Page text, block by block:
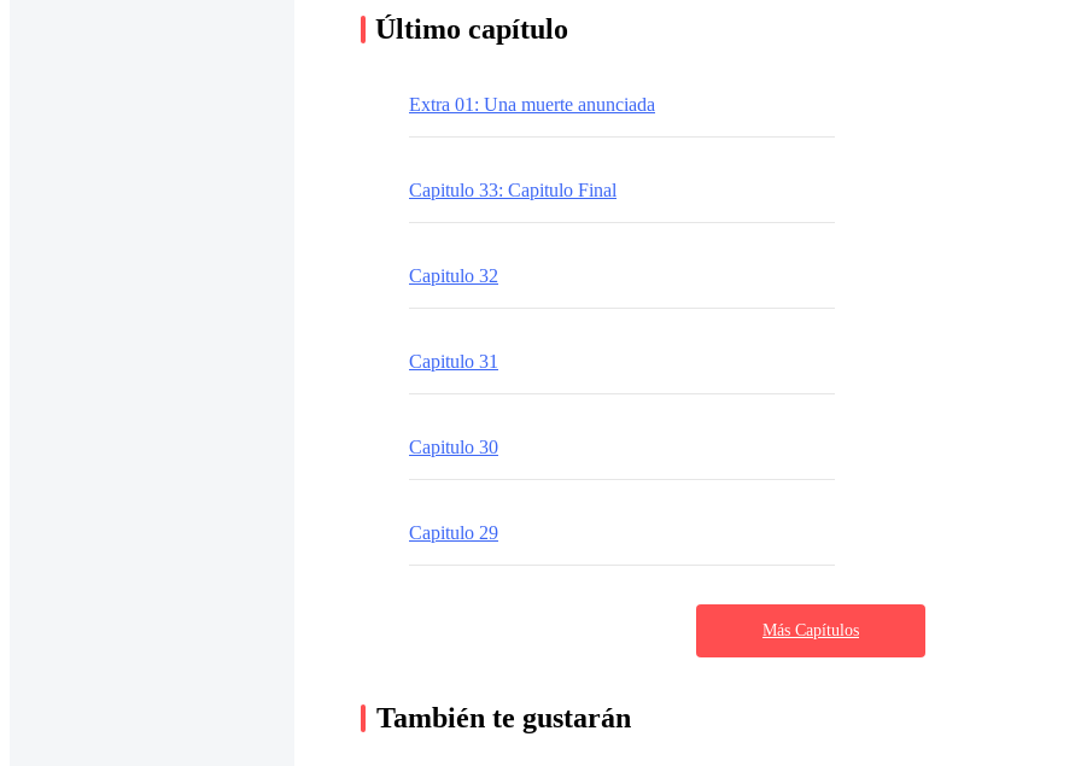
Último capítulo
Extra 01: Una muerte anunciada
Capitulo 33: Capitulo Final
Capitulo 32
Capitulo 31
Capitulo 30
Capitulo 29
Más Capítulos
También te gustarán